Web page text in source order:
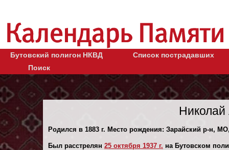
Бутовский полигон НКВД
Список пострадавших
Поиск
Николай
Родился в 1883 г. Место рождения: Зарайский р-н,
Был расстрелян 25 октября 1937 г. на Бутовском